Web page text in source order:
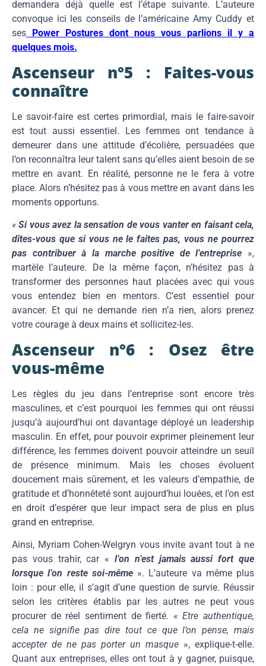
demandera déjà quelle est l’étape suivante. L’auteure
convoque ici les conseils de l’américaine Amy Cuddy et
ses Power Postures dont nous vous parlions il y a
quelques mois.
Ascenseur n°5 : Faites-vous
connaître
Le savoir-faire est certes primordial, mais le faire-savoir
est tout aussi essentiel. Les femmes ont tendance à
demeurer dans une attitude d’écolière, persuadées que
l’on reconnaîtra leur talent sans qu’elles aient besoin de se
mettre en avant. En réalité, personne ne le fera à votre
place. Alors n’hésitez pas à vous mettre en avant dans les
moments opportuns.
« Si vous avez la sensation de vous vanter en faisant cela,
dîtes-vous que si vous ne le faites pas, vous ne pourrez
pas contribuer à la marche positive de l’entreprise »,
martèle l’auteure. De la même façon, n’hésitez pas à
transformer des personnes haut placées avec qui vous
vous entendez bien en mentors. C’est essentiel pour
avancer. Et qui ne demande rien n’a rien, alors prenez
votre courage à deux mains et sollicitez-les.
Ascenseur n°6 : Osez être
vous-même
Les règles du jeu dans l’entreprise sont encore très
masculines, et c’est pourquoi les femmes qui ont réussi
jusqu’à aujourd’hui ont davantage déployé un leadership
masculin. En effet, pour pouvoir exprimer pleinement leur
différence, les femmes doivent pouvoir atteindre un seuil
de présence minimum. Mais les choses évoluent
doucement mais sûrement, et les valeurs d’empathie, de
gratitude et d’honnêteté sont aujourd’hui louées, et l’on est
en droit d’espérer que leur impact sera de plus en plus
grand en entreprise.
Ainsi, Myriam Cohen-Welgryn vous invite avant tout à ne
pas vous trahir, car « l’on n’est jamais aussi fort que
lorsque l’on reste soi-même ». L’auteure va même plus
loin : pour elle, il s’agit d’une question de survie. Réussir
selon les critères établis par les autres ne peut vous
procurer de réel sentiment de fierté. «Etre authentique,
cela ne signifie pas dire tout ce que l’on pense, mais
accepter de ne pas porter un masque », explique-t-elle.
Quant aux entreprises, elles ont tout à y gagner, puisque,